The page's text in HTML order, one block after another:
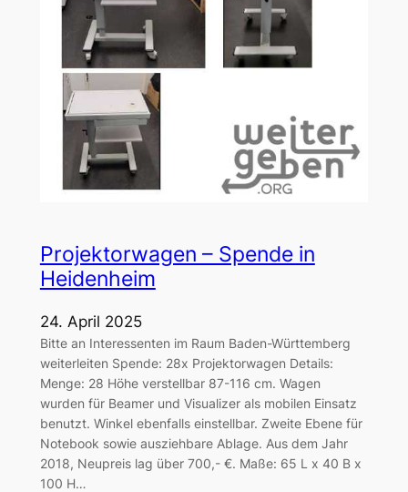
Projektorwagen – Spende in
Heidenheim
24. April 2025
Bitte an Interessenten im Raum Baden-Württemberg
weiterleiten Spende: 28x Projektorwagen Details:
Menge: 28 Höhe verstellbar 87-116 cm. Wagen
wurden für Beamer und Visualizer als mobilen Einsatz
benutzt. Winkel ebenfalls einstellbar. Zweite Ebene für
Notebook sowie ausziehbare Ablage. Aus dem Jahr
2018, Neupreis lag über 700,- €. Maße: 65 L x 40 B x
100 H…